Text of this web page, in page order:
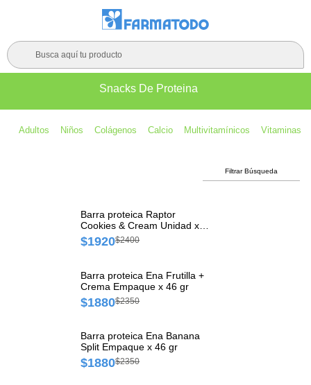
Busca aquí tu producto
Snacks De Proteina
Adultos Niños Colágenos Calcio Multivitamínicos Vitaminas
Filtrar Búsqueda
Barra proteica Raptor
Cookies & Cream Unidad x
15 g
$1920$2400
Barra proteica Ena Frutilla +
Crema Empaque x 46 gr
$1880$2350
Barra proteica Ena Banana
Split Empaque x 46 gr
$1880$2350